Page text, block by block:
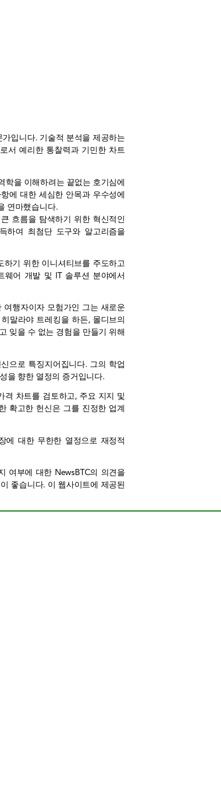
입니다. 기술적 분석을 제공하는
서 예리한 통찰력과 기민한 차트
학을 이해하려는 끝없는 호기심에
에 대한 세심한 안목과 우수성에
연마했습니다.
흐름을 탐색하기 위한 혁신적인
하여 최첨단 도구와 알고리즘을
기 위한 이니셔티브를 주도하고
어 개발 및 IT 솔루션 분야에서
행자이자 모험가인 그는 새로운
말라야 트레킹을 하든, 몰디브의
잊을 수 없는 경험을 만들기 위해
으로 특징지어집니다. 그의 학업
을 향한 열정의 증거입니다.
격 차트를 검토하고, 주요 지지 및
확고한 헌신은 그를 진정한 업계
에 대한 무한한 열정으로 재정적
여부에 대한 NewsBTC의 의견을
좋습니다. 이 웹사이트에 제공된